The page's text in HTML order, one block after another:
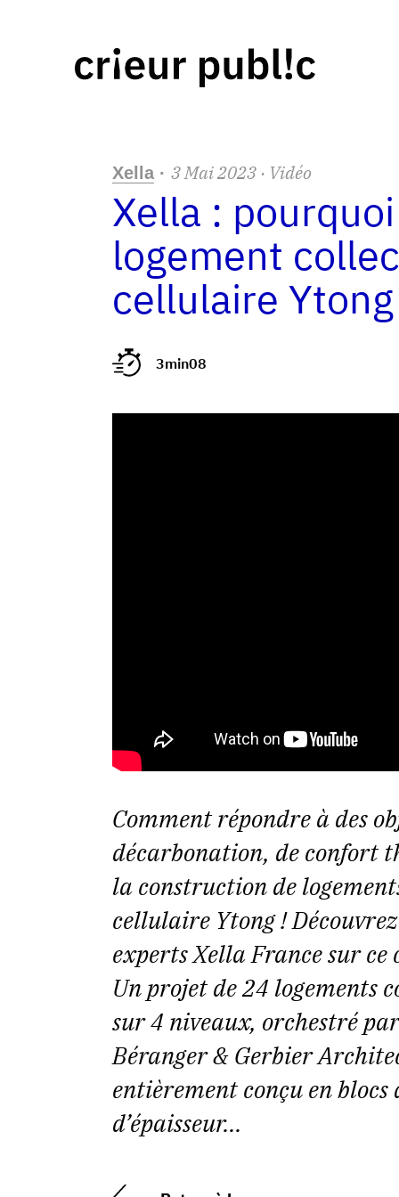
Xella · 3Mai2023 · Vidéo
Xella :
logement
cellulaire Ytong
3min08
Comment répondre à des
décarbonation, de confort
la construction de
cellulaire Ytong !
experts Xella France sur
Un projet de 24 logements
sur 4 niveaux, orchestré
Béranger & Gerbier
entièrement conçu en
d’épaisseur...